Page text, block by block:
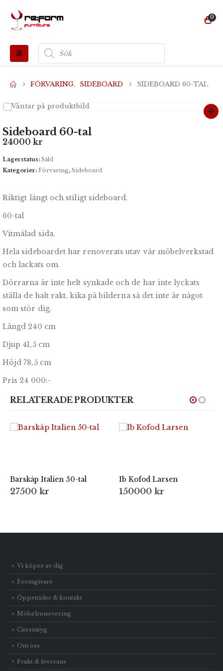
0
Produktsökning
FÖRVARING, SIDEBOARD SIDEBOARD 60-TAL
Sideboard 60-tal
24000 kr
Lagerstatus: Såld
Kategorier: Förvaring, Sideboard
Riktigt långt och stiligt sideboard.
60-tal
Vitmålad sida.
Hela sideboardet har renoverats utav vår möbelverkstad
och lackats om.
Dörrarna är inte helt synkade och de har inte lyckats
ställa de halt rakt, kika på bilderna så det inte är något
som stör dig.
Längd 240 cm
Djup 41,5 cm
Höjd 78,5 cm
Pris 24 000:-
RELATERADE PRODUKTER
Barskåp Italien 50-tal
27500 kr
Ib Kofod Larsen
150000 kr
Vi köper av dig
Formgivare
Öppettider & kontakt
Möbelrenovering
Citesintyg
Om oss
Frakt & leverans